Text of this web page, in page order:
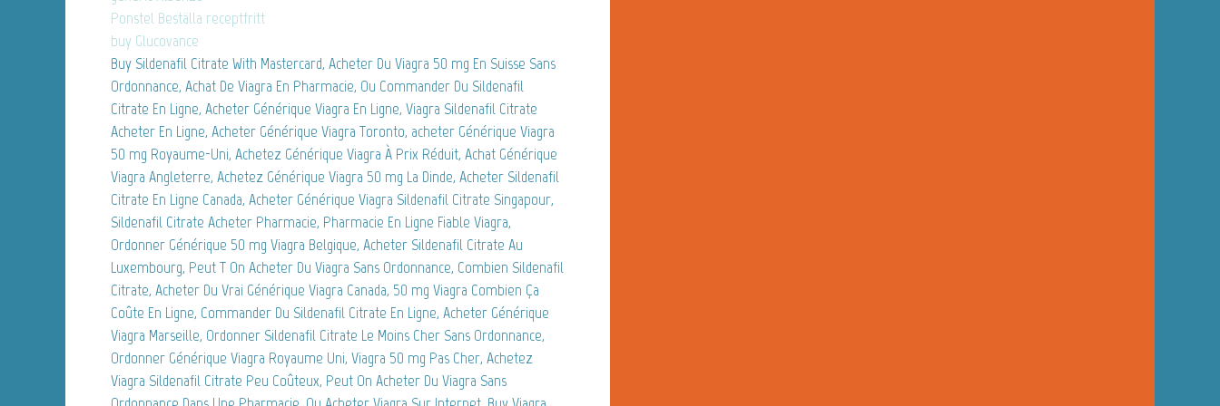
Ponstel Beställa receptfritt
buy Glucovance
Buy Sildenafil Citrate With Mastercard, Acheter Du Viagra 50 mg En Suisse Sans
Ordonnance, Achat De Viagra En Pharmacie, Ou Commander Du Sildenafil
Citrate En Ligne, Acheter Générique Viagra En Ligne, Viagra Sildenafil Citrate
Acheter En Ligne, Acheter Générique Viagra Toronto, acheter Générique Viagra
50 mg Royaume-Uni, Achetez Générique Viagra À Prix Réduit, Achat Générique
Viagra Angleterre, Achetez Générique Viagra 50 mg La Dinde, Acheter Sildenafil
Citrate En Ligne Canada, Acheter Générique Viagra Sildenafil Citrate Singapour,
Sildenafil Citrate Acheter Pharmacie, Pharmacie En Ligne Fiable Viagra,
Ordonner Générique 50 mg Viagra Belgique, Acheter Sildenafil Citrate Au
Luxembourg, Peut T On Acheter Du Viagra Sans Ordonnance, Combien Sildenafil
Citrate, Acheter Du Vrai Générique Viagra Canada, 50 mg Viagra Combien Ça
Coûte En Ligne, Commander Du Sildenafil Citrate En Ligne, Acheter Générique
Viagra Marseille, Ordonner Sildenafil Citrate Le Moins Cher Sans Ordonnance,
Ordonner Générique Viagra Royaume Uni, Viagra 50 mg Pas Cher, Achetez
Viagra Sildenafil Citrate Peu Coûteux, Peut On Acheter Du Viagra Sans